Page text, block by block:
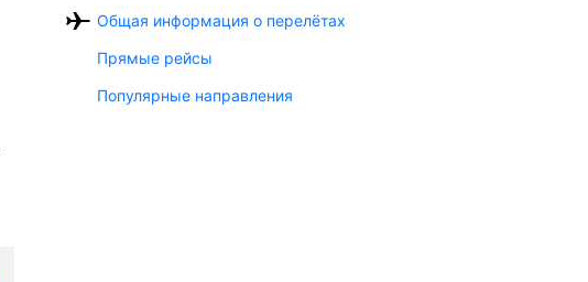
Общая информация о перелётах
Прямые рейсы
Популярные направления